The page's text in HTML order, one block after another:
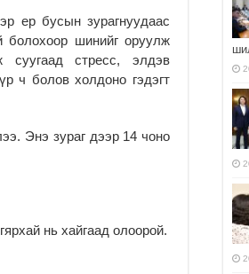
ер бусын зурагнуудаас
болохоор шинийг оруулж
суугаад стресс, элдэв
ч болов холдоно гэдэгт
Энэ зураг дээр 14 чоно
нь хайгаад олоорой.